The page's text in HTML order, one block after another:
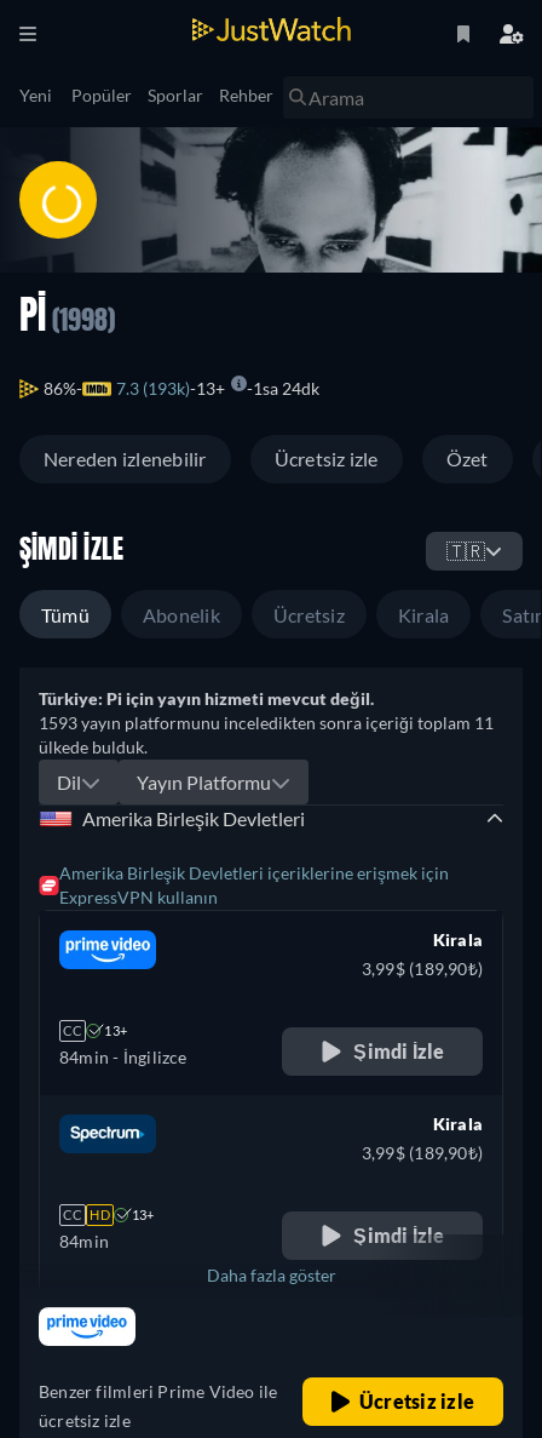
Yeni Popüler Sporlar Rehber
PI (1998)
86% 7.3 (193k) 13+ 1sa 24dk
Nereden izlenebilir Ücretsiz izle Özet
ŞIMDI İZLE 🇹🇷
Tümü Abonelik Ücretsiz Kirala
Türkiye: Pi için yayın hizmeti mevcut değil.
1593 yayın platformunu inceledikten sonra içeriği toplam 11
ülkede bulduk.
Dil
Yayın Platformu
Amerika Birleşik Devletleri
Amerika Birleşik Devletleri içeriklerine erişmek için
ExpressVPN kullanın
CC 13+
84min - İngilizce
Kirala
3,99$ (189,90₺)
Şimdi İzle
CC HD 13+
84min
Kirala
3,99$ (189,90₺)
Şimdi İzle
Birleşik Krallık
Daha fazla göster
Benzer filmleri Prime Video ile
ücretsiz izle
Ücretsiz izle